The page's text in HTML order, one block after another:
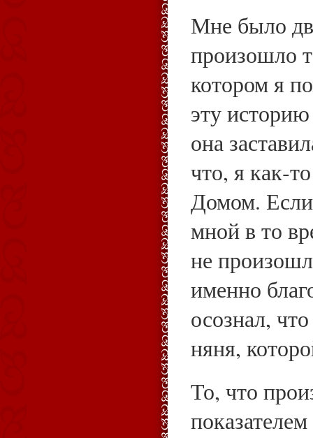
Мне было
произошло
котором я
эту
она
что, я
Домом.
мной в то
не
именно
осознал,
няня,
То, что